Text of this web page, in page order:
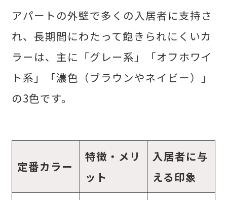
アパートの外壁で多くの入居者に支持さ
れ、長期間にわたって飽きられにくいカ
ラーは、主に「グレー系」「オフホワイ
ト系」「濃色（ブラウンやネイビー）」
の3色です。
定番カラー
特徴・メリ
ット
入居者に与
える印象